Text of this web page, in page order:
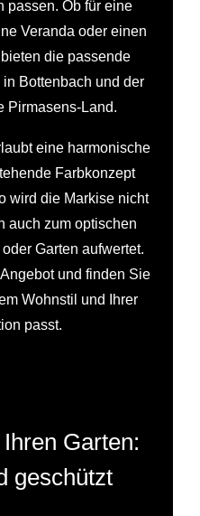
passen. Ob für eine
Veranda oder einen
die passende
Bottenbach und der
Pirmasens-Land.
eine harmonische
Farbkonzept
wird die Markise nicht
auch zum optischen
Garten aufwertet.
und finden Sie
Wohnstil und Ihrer
passt.
Garten:
geschützt